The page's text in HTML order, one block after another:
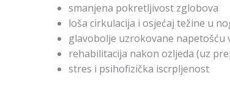
smanjena pokretljivost zglobova
loša cirkulacija i osjećaj težine u
glavobolje uzrokovane napetošću
rehabilitacija nakon ozljeda (uz
stres i psihofizička iscrpljenost